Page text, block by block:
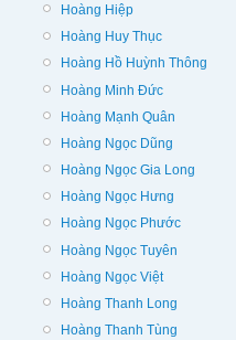
Hoàng Hiệp
Hoàng Huy Thục
Hoàng Hồ Huỳnh Thông
Hoàng Minh Đức
Hoàng Mạnh Quân
Hoàng Ngọc Dũng
Hoàng Ngọc Gia Long
Hoàng Ngọc Hưng
Hoàng Ngọc Phước
Hoàng Ngọc Tuyên
Hoàng Ngọc Việt
Hoàng Thanh Long
Hoàng Thanh Tùng